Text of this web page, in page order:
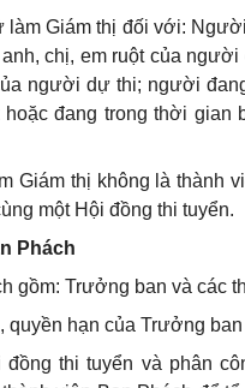
làm Giám thị đối với:
chị, em ruột của
người dự thi; người
hoặc đang trong thời gian
Giám thị không là thành
một Hội đồng thi tuyển.
Phách
gồm: Trưởng ban và các
quyền hạn của Trưởng
đồng thi tuyển và phân